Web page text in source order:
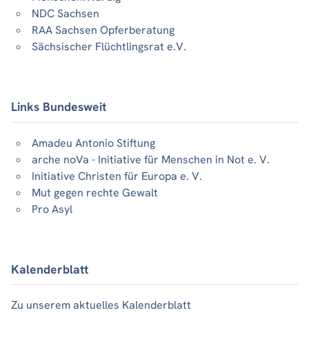
NDC Sachsen
RAA Sachsen Opferberatung
Sächsischer Flüchtlingsrat e.V.
Links Bundesweit
Amadeu Antonio Stiftung
arche noVa - Initiative für Menschen in Not e. V.
Initiative Christen für Europa e. V.
Mut gegen rechte Gewalt
Pro Asyl
Kalenderblatt
Zu unserem aktuelles Kalenderblatt